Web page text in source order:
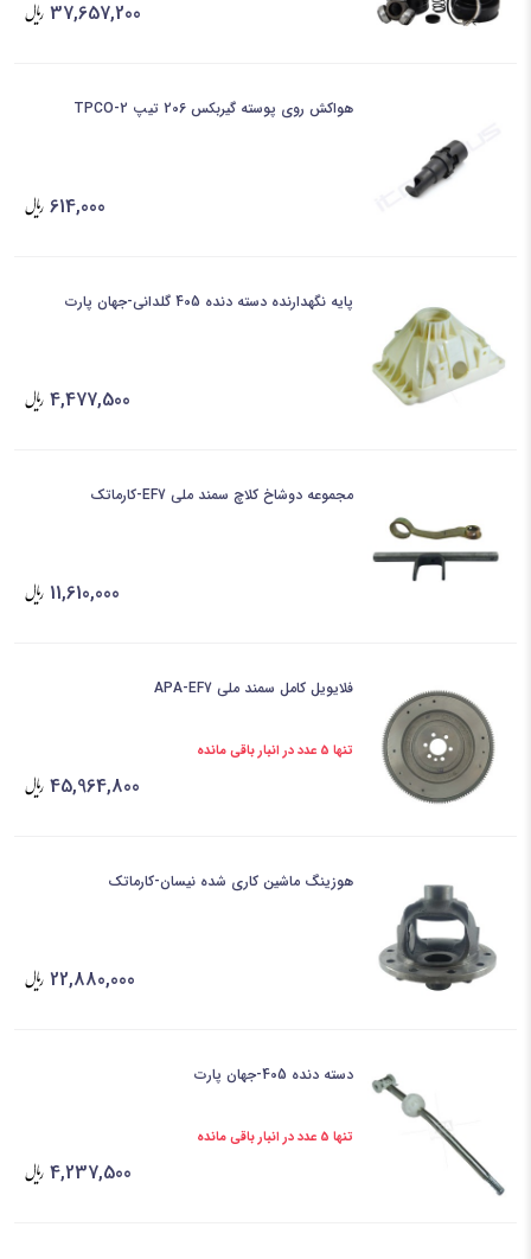
37,657,200
هواکش روی پوسته گیربکس 206 تیپ 2-TPCO
614,000
پایه نگهدارنده دسته دنده 405 گلدانی-جهان پارت
4,477,500
مجموعه دوشاخ کلاچ سمند ملی EF7-کارماتک
11,610,000
فلایویل کامل سمند ملی APA-EF7
تنها 5 عدد در انبار باقی مانده
45,964,800
هوزینگ ماشین کاری شده نیسان-کارماتک
22,880,000
دسته دنده 405-جهان پارت
تنها 5 عدد در انبار باقی مانده
4,237,500